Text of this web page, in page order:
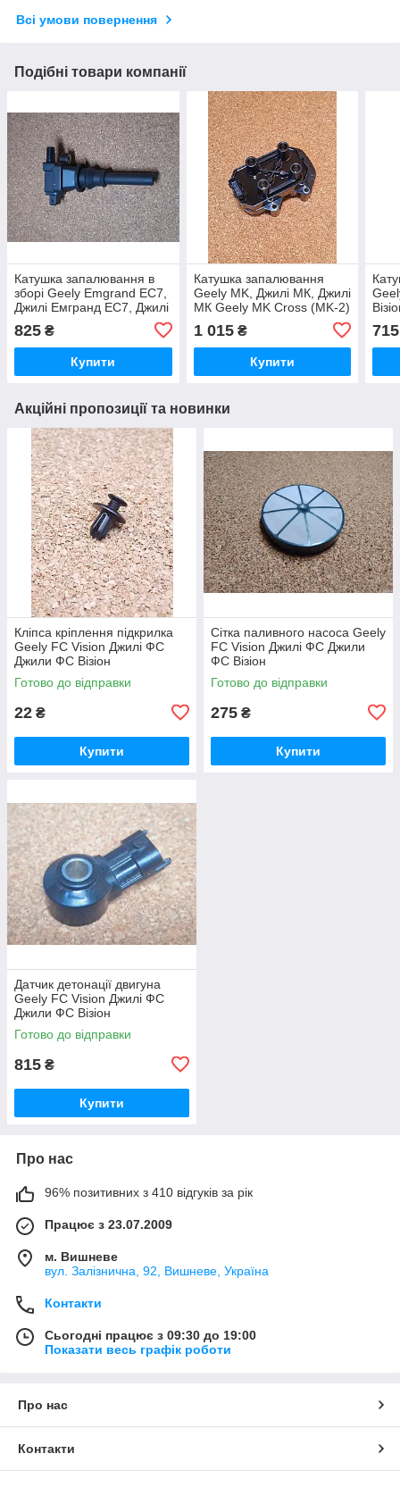
Всі умови повернення
Подібні товари компанії
Катушка запалювання в
зборі Geely Emgrand EC7,
Джилі Емгранд ЕС7, Джилі
825 ₴
Купити
Катушка запалювання
Geely MK, Джилі МК, Джилі
МК Geely MK Cross (MK-2)
1 015₴
Купити
715
Акційні пропозиції та новинки
Кліпса кріплення підкрилка
Geely FC Vision Джилі ФС
Джили ФС Візіон
Готово до відправки
22 ₴
Купити
Сітка паливного насоса Geely
FC Vision Джилі ФС Джили
ФС Візіон
Готово до відправки
275 ₴
Купити
Датчик детонації двигуна
Geely FC Vision Джилі ФС
Джили ФС Візіон
Готово до відправки
815 ₴
Купити
Про нас
96% позитивних з 410 відгуків за рік
Працює з 23.07.2009
м. Вишневе
вул. Залізнична, 92, Вишневе, Україна
Контакти
Сьогодні працює з 09:30 до 19:00
Показати весь графік роботи
Про нас
Контакти